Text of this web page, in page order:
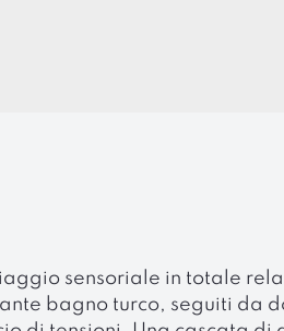
sensoriale in totale
bagno turco, seguiti da